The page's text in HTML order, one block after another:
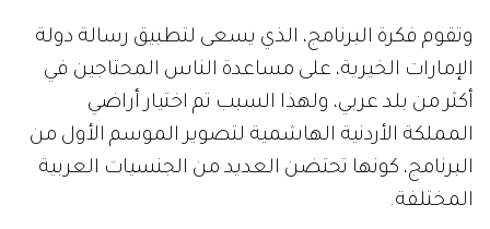
وتقوم فكرة البرنامج، الذي يسعى لتطبيق رسالة دولة
الإمارات الخيرية، على مساعدة الناس المحتاجين في
أكثر من بلد عربي، ولهذا السبب تم اختيار أراضي
المملكة الأردنية الهاشمية لتصوير الموسم الأول من
البرنامج، كونها تحتضن العديد من الجنسيات العربية
المختلفة.